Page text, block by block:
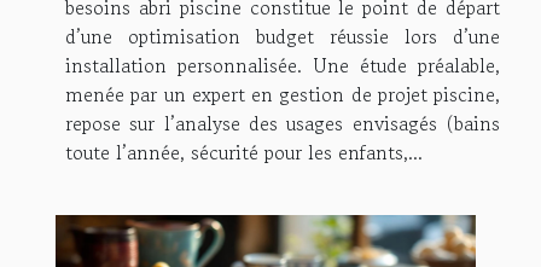
besoins abri piscine constitue le point de départ
d’une optimisation budget réussie lors d’une
installation personnalisée. Une étude préalable,
menée par un expert en gestion de projet piscine,
repose sur l’analyse des usages envisagés (bains
toute l’année, sécurité pour les enfants,...